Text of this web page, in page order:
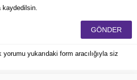
kaydedilsin.
yukarıdaki form aracılığıyla siz